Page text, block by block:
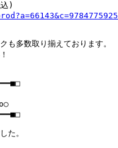
)
も多数取り揃えております。
た。